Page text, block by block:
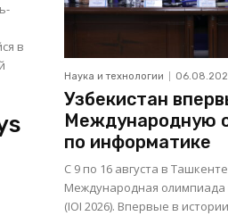
в
Наука и технологии
Узбекистан
Международную
по информатике
С 9 по 16 августа в
Международная
(IOI 2026). Впервые в